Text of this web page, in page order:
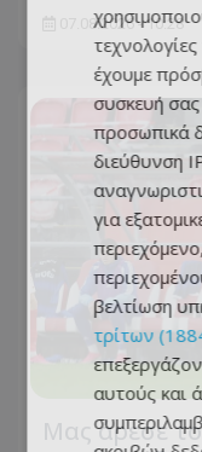
07.08.2026 - 10:28
Μας άρεσε
έχουμε
συσκευή
προσωπικά
διεύθυνση
για
βελτίωση
τρίτων
αυτούς και